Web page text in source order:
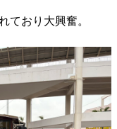
ており大興奮。